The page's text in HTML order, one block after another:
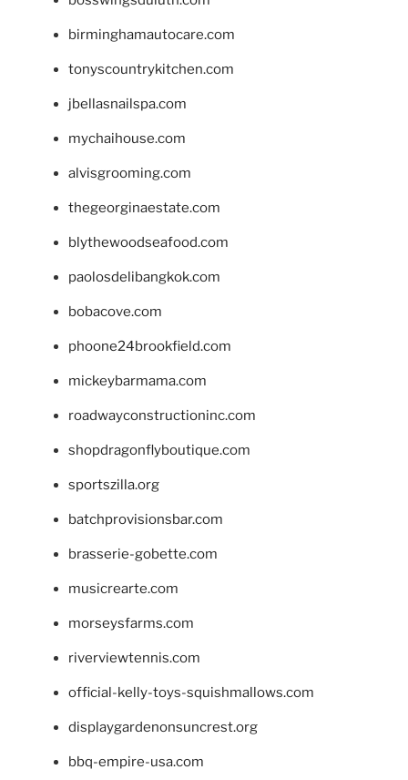
birminghamautocare.com
tonyscountrykitchen.com
jbellasnailspa.com
mychaihouse.com
alvisgrooming.com
thegeorginaestate.com
blythewoodseafood.com
paolosdelibangkok.com
bobacove.com
phoone24brookfield.com
mickeybarmama.com
roadwayconstructioninc.com
shopdragonflyboutique.com
sportszilla.org
batchprovisionsbar.com
brasserie-gobette.com
musicrearte.com
morseysfarms.com
riverviewtennis.com
official-kelly-toys-squishmallows.com
displaygardenonsuncrest.org
bbq-empire-usa.com